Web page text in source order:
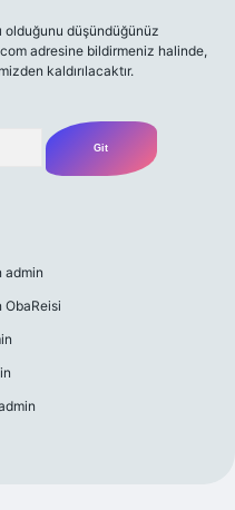
olduğunu düşündüğünüz
adresine bildirmeniz halinde,
kaldırılacaktır.
admin
ObaReisi